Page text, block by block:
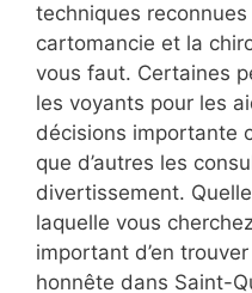
techniques reconnues
cartomancie et la
vous faut. Certaines
les voyants pour les
décisions importante
que d’autres les
divertissement.
laquelle vous
important d’en
honnête dans Saint-